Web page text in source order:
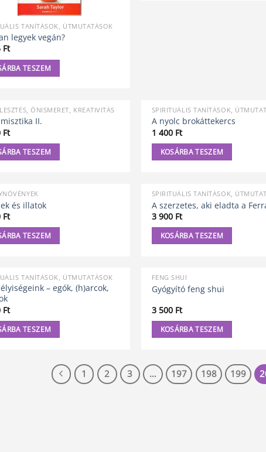
TANÍTÁSOK, ÚTMUTATÁSOK
legyek vegán?
Ft
TESZEM
ÖNISMERET, KREATIVITÁS
II.
Ft
TESZEM
SPIRITUÁLIS TANÍTÁSOK,
A nyolc brokáttekercs
1 400 Ft
KOSÁRBA TESZEM
és illatok
Ft
TESZEM
SPIRITUÁLIS TANÍTÁSOK,
A szerzetes, aki eladta a
3 900 Ft
KOSÁRBA TESZEM
TANÍTÁSOK, ÚTMUTATÁSOK
– egók, (h)arcok,
Ft
TESZEM
FENG SHUI
Gyógyító feng shui
3 500 Ft
KOSÁRBA TESZEM
1 2 3 … 197 198 199